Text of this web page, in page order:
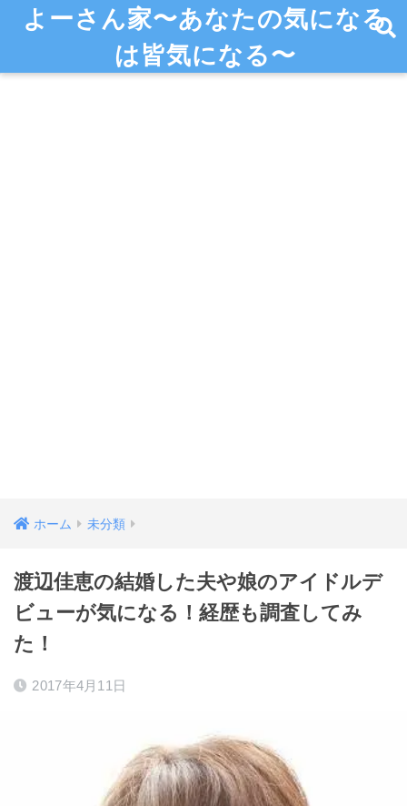
よーさん家〜あなたの気になる
は皆気になる〜
ホーム 未分類
渡辺佳恵の結婚した夫や娘のアイドルデ
ビューが気になる！経歴も調査してみ
た！
2017年4月11日